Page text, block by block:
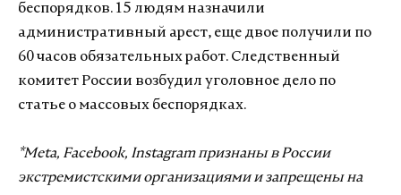
беспорядков. 15 людям назначили
административный арест, еще двое получили по
60 часов обязательных работ. Следственный
комитет России возбудил уголовное дело по
статье о массовых беспорядках.
*Meta, Facebook, Instagram признаны в России
экстремистскими организациями и запрещены на